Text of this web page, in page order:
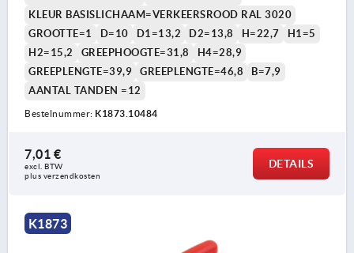
KLEUR BASISLICHAAM=VERKEERSROOD RAL 3020
GROOTTE=1
D=10 D1=13,2 D2=13,8 H=22,7
H1=5
H2=15,2
GREEPHOOGTE=31,8
H4=28,9
GREEPLENGTE=39,9
GREEPLENGTE=46,8
B=7,9
AANTAL TANDEN =12
Bestelnummer: K1873.10484
7,01 €
excl. BTW
plus verzendkosten
DETAILS
K1873